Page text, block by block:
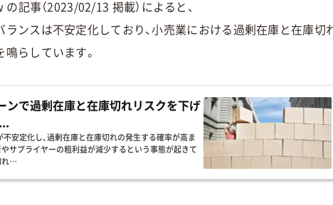
記事（2023/02/13 掲載）によると、
ンスは不安定化しており、小売業における過剰在庫と在庫切
らしています。
ンで過剰在庫と在庫切れリスクを下げ
不安定化し、過剰在庫と在庫切れの発生する確率が高ま
やサプライヤーの粗利益が減少するという事態が起きて
れ…